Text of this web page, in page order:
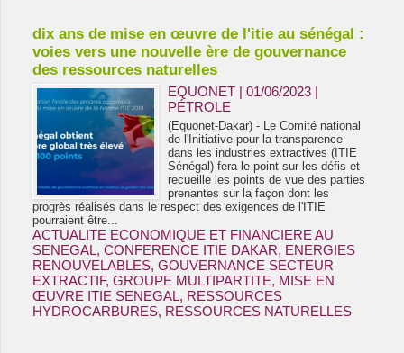
dix ans de mise en œuvre de l'itie au sénégal :
voies vers une nouvelle ère de gouvernance
des ressources naturelles
EQUONET | 01/06/2023 |
PÉTROLE
(Equonet-Dakar) - Le Comité national
de l'Initiative pour la transparence
dans les industries extractives (ITIE
Sénégal) fera le point sur les défis et
recueille les points de vue des parties
prenantes sur la façon dont les
progrès réalisés dans le respect des exigences de l'ITIE
pourraient être...
ACTUALITE ECONOMIQUE ET FINANCIERE AU
SENEGAL, CONFERENCE ITIE DAKAR, ENERGIES
RENOUVELABLES, GOUVERNANCE SECTEUR
EXTRACTIF, GROUPE MULTIPARTITE, MISE EN
ŒUVRE ITIE SENEGAL, RESSOURCES
HYDROCARBURES, RESSOURCES NATURELLES